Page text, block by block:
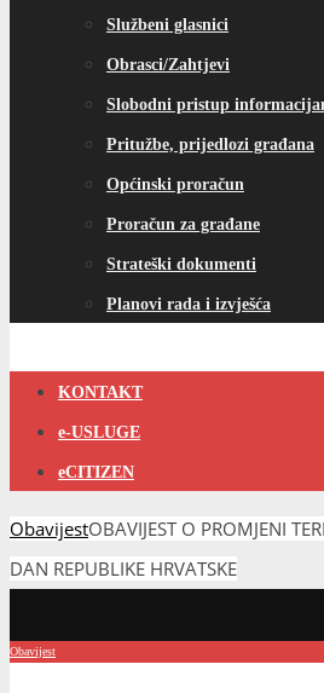
Službeni glasnici
Obrasci/Zahtjevi
Slobodni pristup
Pritužbe, prijedlozi građana
Općinski proračun
Proračun za građane
Strateški dokumenti
Planovi rada i izvješća
KONTAKT
e-USLUGE
eCITIZEN
ObavijestOBAVIJEST O PROMJENI
DAN REPUBLIKE HRVATSKE
Obavijest